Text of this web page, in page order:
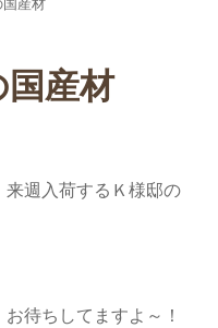
産材
国産材
来週入荷するＫ様邸の
待ちしてますよ～！